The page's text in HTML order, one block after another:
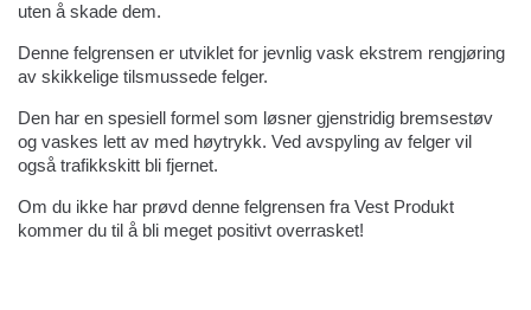
uten å skade dem.
Denne felgrensen er utviklet for jevnlig vask ekstrem rengjøring
av skikkelige tilsmussede felger.
Den har en spesiell formel som løsner gjenstridig bremsestøv
og vaskes lett av med høytrykk. Ved avspyling av felger vil
også trafikkskitt bli fjernet.
Om du ikke har prøvd denne felgrensen fra Vest Produkt
kommer du til å bli meget positivt overrasket!